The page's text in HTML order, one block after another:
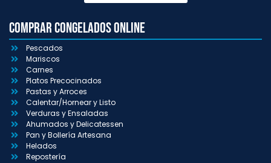
Comprar congelados online
Pescados
Mariscos
Carnes
Platos Precocinados
Pastas y Arroces
Calentar/Hornear y Listo
Verduras y Ensaladas
Ahumados y Delicatessen
Pan y Bollería Artesana
Helados
Repostería